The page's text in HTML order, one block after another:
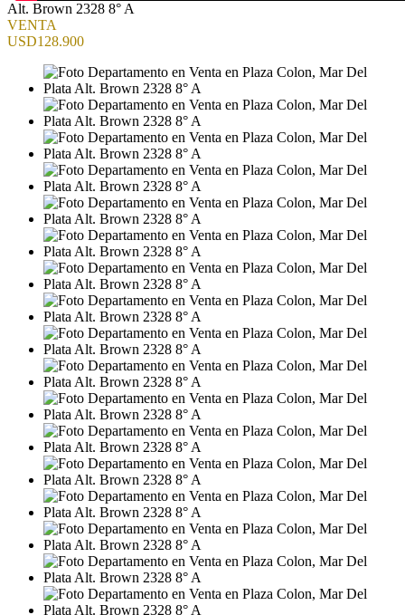
Alt. Brown 2328 8° A
VENTA
USD128.900